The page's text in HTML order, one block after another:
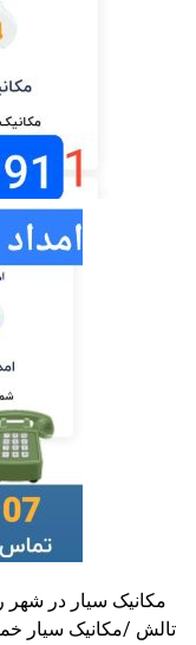
مکانیک سیار در شهر
تالش /مکانیک سیار